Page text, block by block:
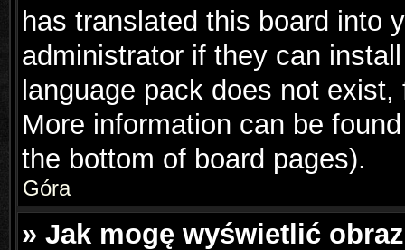
has translated this board into
administrator if they can
language pack does not
More information can be
the bottom of board pages).
Góra
» Jak mogę wyświetlić